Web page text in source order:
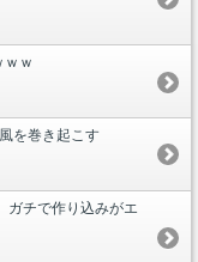
ｗｗ
を巻き起こす
ガチで作り込みがエ